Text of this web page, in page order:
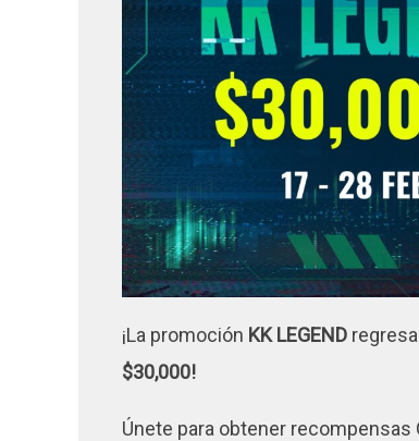
¡La promoción KK LEGEND
$30,000!
Únete para obtener recompensas